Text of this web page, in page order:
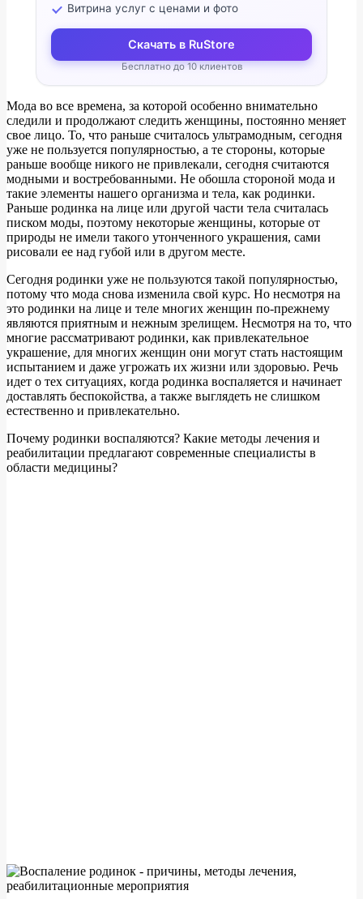
Витрина услуг с ценами и фото
Скачать в RuStore
Бесплатно до 10 клиентов
Мода во все времена, за которой особенно внимательно
следили и продолжают следить женщины, постоянно меняет
свое лицо. То, что раньше считалось ультрамодным, сегодня
уже не пользуется популярностью, а те стороны, которые
раньше вообще никого не привлекали, сегодня считаются
модными и востребованными. Не обошла стороной мода и
такие элементы нашего организма и тела, как родинки.
Раньше родинка на лице или другой части тела считалась
писком моды, поэтому некоторые женщины, которые от
природы не имели такого утонченного украшения, сами
рисовали ее над губой или в другом месте.
Сегодня родинки уже не пользуются такой популярностью,
потому что мода снова изменила свой курс. Но несмотря на
это родинки на лице и теле многих женщин по-прежнему
являются приятным и нежным зрелищем. Несмотря на то, что
многие рассматривают родинки, как привлекательное
украшение, для многих женщин они могут стать настоящим
испытанием и даже угрожать их жизни или здоровью. Речь
идет о тех ситуациях, когда родинка воспаляется и начинает
доставлять беспокойства, а также выглядеть не слишком
естественно и привлекательно.
Почему родинки воспаляются? Какие методы лечения и
реабилитации предлагают современные специалисты в
области медицины?